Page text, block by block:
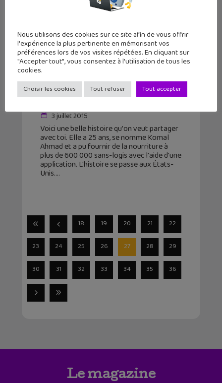
Ces applis qui changent le monde :
Feeding Forward, l’application pour
aider les san...
3 juillet 2015
Voici une belle histoire qu'on veut partager
avec toi. Elle a 25 ans, se nomme Komal
Ahmad et a pu fournir de la nourriture à
plus de 600 000 sans-logis avec l'aide d'une
application. L'histoire se passe aux États-
Unis.
18 19 20 21 22
23 24 25 26 27 28 29
30 31 32 33 34 35 36
Le magazine
Nous utilisons des cookies sur ce site afin de vous offrir
l'expérience la plus pertinente en mémorisant vos
préférences lors de vos visites répétées. En cliquant sur
"Accepter tout", vous consentez à l'utilisation de tous les
cookies.
Choisir les cookies Tout refuser Tout accepter